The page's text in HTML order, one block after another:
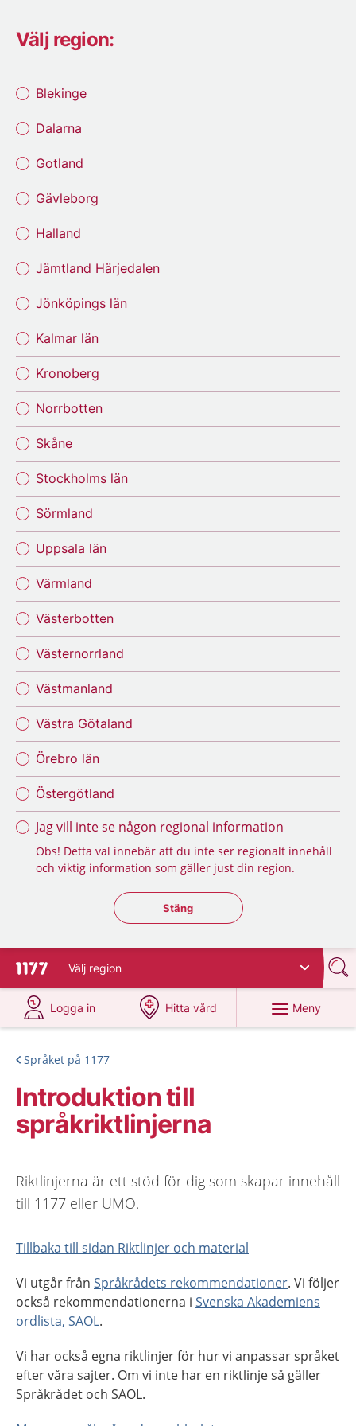
Välj region:
Blekinge
Dalarna
Gotland
Gävleborg
Halland
Jämtland Härjedalen
Jönköpings län
Kalmar län
Kronoberg
Norrbotten
Skåne
Stockholms län
Sörmland
Uppsala län
Värmland
Västerbotten
Västernorrland
Västmanland
Västra Götaland
Örebro län
Östergötland
Jag vill inte se någon regional information
Obs! Detta val innebär att du inte ser regionalt innehåll
och viktig information som gäller just din region.
Stäng regionsväljaren
Stäng
Till startsidan för 1177
Välj region
Logga in
på 1177.se
Hitta vård
på 1177.se
Meny
Språket på 1177
Introduktion till
språkriktlinjerna
Riktlinjerna är ett stöd för dig som skapar innehåll
till 1177 eller UMO.
Tillbaka till sidan Riktlinjer och material
Vi utgår från Språkrådets rekommendationer. Vi följer
också rekommendationerna i Svenska Akademiens
ordlista, SAOL.
Vi har också egna riktlinjer för hur vi anpassar språket
efter våra sajter. Om vi inte har en riktlinje så gäller
Språkrådet och SAOL.